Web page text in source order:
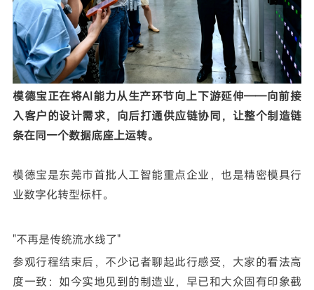
模德宝正在将AI能力从生产环节向上下游延伸——向前接
入客户的设计需求，向后打通供应链协同，让整个制造链
条在同一个数据底座上运转。
模德宝是东莞市首批人工智能重点企业，也是精密模具行
业数字化转型标杆。
"不再是传统流水线了"
参观行程结束后，不少记者聊起此行感受，大家的看法高
度一致：如今实地见到的制造业，早已和大众固有印象截